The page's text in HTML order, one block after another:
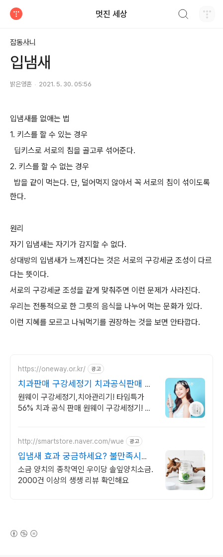
멋진 세상
잡동사니
입냄새
밝은영혼 2021. 5. 30. 05:56
입냄새를 없애는 법
1. 키스를 할 수 있는 경우
딥키스로 서로의 침을 골고루 섞어준다.
2. 키스를 할 수 없는 경우
밥을 같이 먹는다. 단, 덜어먹지 않아서 꼭 서로의 침이 섞이도록
한다.
원리
자기 입냄새는 자기가 감지할 수 없다.
상대방의 입냄새가 느껴진다는 것은 서로의 구강세균 조성이 다르
다는 뜻이다.
서로의 구강세균 조성을 같게 맞춰주면 이런 문제가 사라진다.
우리는 전통적으로 한 그릇의 음식을 나누어 먹는 문화가 있다.
이런 지혜를 모르고 나눠먹기를 권장하는 것을 보면 안타깝다.
https://oneway.or.kr/ 광고
치과판매 구강세정기 치과공식판매 원
웨이 타임세일
원웨이 구강세정기,치아관리기! 타임특가
56% 치과 공식 판매 원웨이 구강세정기! 국
http://smartstore.naver.com/wue 광고
입냄새 효과 궁금하세요? 불만족시
100% 환불
소금 양치의 종착역인 우이당 솔잎양치소금.
2000건 이상의 생생 리뷰 확인해요